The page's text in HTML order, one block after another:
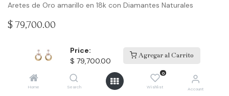
Price:
$ 79,700.00
Agregar al Carrito
Home Search
0
Wishlist Account
Aretes de Oro amarillo en 18k con Diamantes Naturales
$ 79,700.00
Comprar
Agregar a la lista de deseos